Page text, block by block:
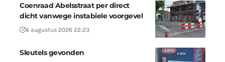
Coenraad Abelsstraat per direct
dicht vanwege instabiele voorgevel
6 augustus 2026 22:23
Sleutels gevonden